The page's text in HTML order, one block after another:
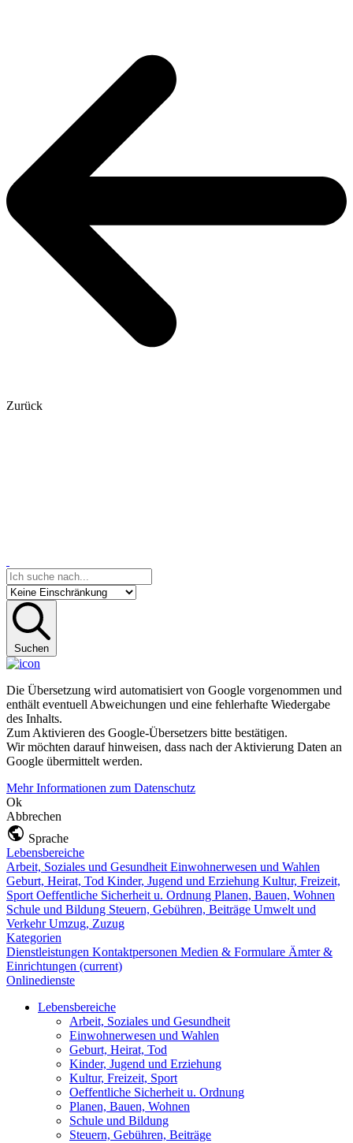
Zurück
Suchen
Die Übersetzung wird automatisiert von Google vorgenommen und
enthält eventuell Abweichungen und eine fehlerhafte Wiedergabe
des Inhalts.
Zum Aktivieren des Google-Übersetzers bitte bestätigen.
Wir möchten darauf hinweisen, dass nach der Aktivierung Daten an
Google übermittelt werden.
Mehr Informationen zum Datenschutz
Ok
Abbrechen
Sprache
Lebensbereiche
Arbeit, Soziales und Gesundheit Einwohnerwesen und Wahlen
Geburt, Heirat, Tod Kinder, Jugend und Erziehung Kultur, Freizeit,
Sport Oeffentliche Sicherheit u. Ordnung Planen, Bauen, Wohnen
Schule und Bildung Steuern, Gebühren, Beiträge Umwelt und
VerkehrUmzug, Zuzug
Kategorien
Dienstleistungen Kontaktpersonen Medien & Formulare Ämter &
Einrichtungen (current)
Onlinedienste
Lebensbereiche
Arbeit, Soziales und Gesundheit
Einwohnerwesen und Wahlen
Geburt, Heirat, Tod
Kinder, Jugend und Erziehung
Kultur, Freizeit, Sport
Oeffentliche Sicherheit u. Ordnung
Planen, Bauen, Wohnen
Schule und Bildung
Steuern, Gebühren, Beiträge